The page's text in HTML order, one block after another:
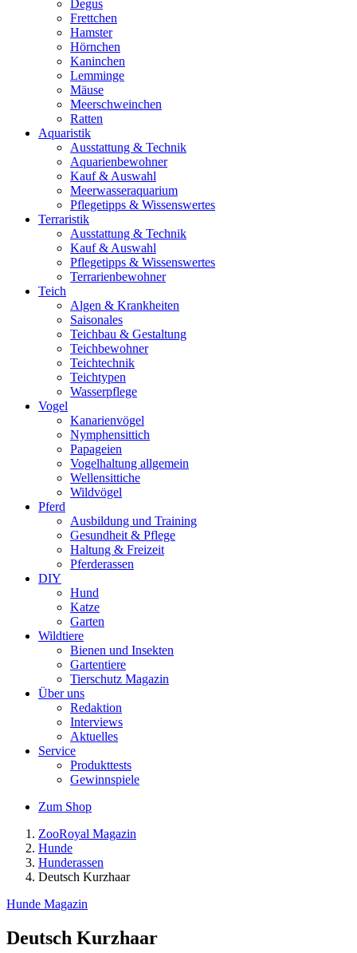
Degus
Frettchen
Hamster
Hörnchen
Kaninchen
Lemminge
Mäuse
Meerschweinchen
Ratten
Aquaristik
Ausstattung & Technik
Aquarienbewohner
Kauf & Auswahl
Meerwasseraquarium
Pflegetipps & Wissenswertes
Terraristik
Ausstattung & Technik
Kauf & Auswahl
Pflegetipps & Wissenswertes
Terrarienbewohner
Teich
Algen & Krankheiten
Saisonales
Teichbau & Gestaltung
Teichbewohner
Teichtechnik
Teichtypen
Wasserpflege
Vogel
Kanarienvögel
Nymphensittich
Papageien
Vogelhaltung allgemein
Wellensittiche
Wildvögel
Pferd
Ausbildung und Training
Gesundheit & Pflege
Haltung & Freizeit
Pferderassen
DIY
Hund
Katze
Garten
Wildtiere
Bienen und Insekten
Gartentiere
Tierschutz Magazin
Über uns
Redaktion
Interviews
Aktuelles
Service
Produkttests
Gewinnspiele
Zum Shop
ZooRoyal Magazin
Hunde
Hunderassen
Deutsch Kurzhaar
Hunde Magazin
Deutsch Kurzhaar